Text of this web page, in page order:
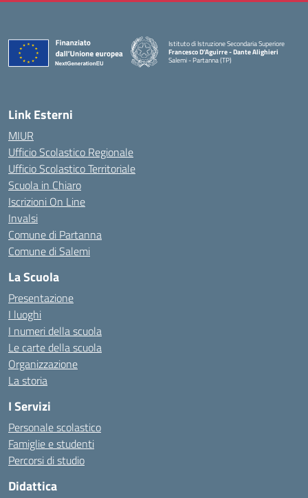
Istituto di Istruzione Secondaria Superiore
Francesco D'Aguirre - Dante Alighieri
Salemi - Partanna (TP)
Link Esterni
MIUR
Ufficio Scolastico Regionale
Ufficio Scolastico Territoriale
Scuola in Chiaro
Iscrizioni On Line
Invalsi
Comune di Partanna
Comune di Salemi
La Scuola
Presentazione
I luoghi
I numeri della scuola
Le carte della scuola
Organizzazione
La storia
I Servizi
Personale scolastico
Famiglie e studenti
Percorsi di studio
Didattica